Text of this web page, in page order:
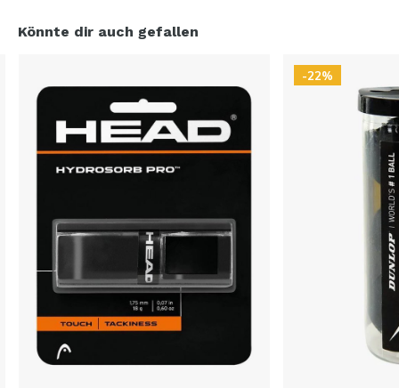
Könnte dir auch gefallen
-22%